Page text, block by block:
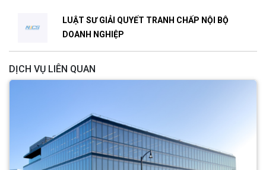
LUẬT SƯ GIẢI QUYẾT TRANH CHẤP NỘI BỘ
DOANH NGHIỆP
DỊCH VỤ LIÊN QUAN